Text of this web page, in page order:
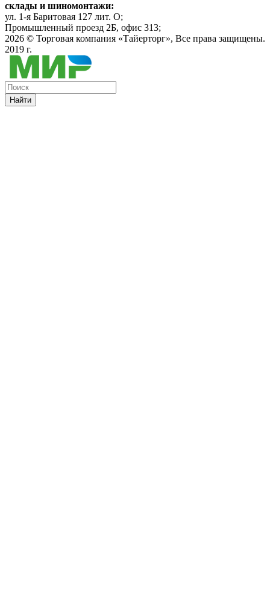
склады и шиномонтажи:
ул. 1-я Баритовая 127 лит. О;
Промышленный проезд 2Б, офис 313;
2026 © Торговая компания «Тайерторг», Все права защищены.
2019 г.
Найти